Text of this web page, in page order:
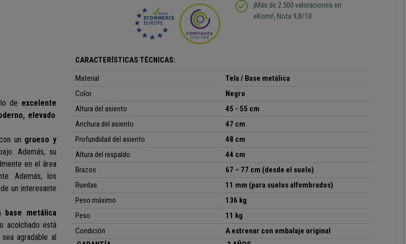
¡Más de 2.500 valoraciones en
eKomi!, Nota 9,8/10
de excelente
elevado
un grueso y
Además, su
en el área
. Además, los
un interesante
base metálica
acolchado está
agradable al
CARACTERÍSTICAS TÉCNICAS:
Material
Tela / Base metálica
Color
Negro
Altura del asiento
45 - 55 cm
Anchura del asiento
47 cm
Profundidad del asiento
48 cm
Altura del respaldo
44 cm
Brazos
67 – 77 cm (desde el suelo)
Ruedas
11 mm (para suelos alfombrados)
Peso máximo
136 kg
Peso
11 kg
Condición
A estrenar con embalaje original